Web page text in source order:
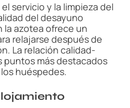
servicio y la limpieza del
del desayuno
la azotea ofrece un
relajarse después de
La relación calidad-
puntos más destacados
huéspedes.